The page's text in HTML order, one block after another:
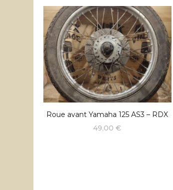
Roue avant Yamaha 125 AS3 – RDX
49,00€